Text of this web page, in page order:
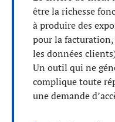
être la richesse
à produire des
pour la
les données
Un outil qui ne
complique toute
une demande